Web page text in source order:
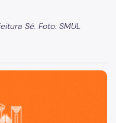
Sé. Foto: SMUL
e sustentável